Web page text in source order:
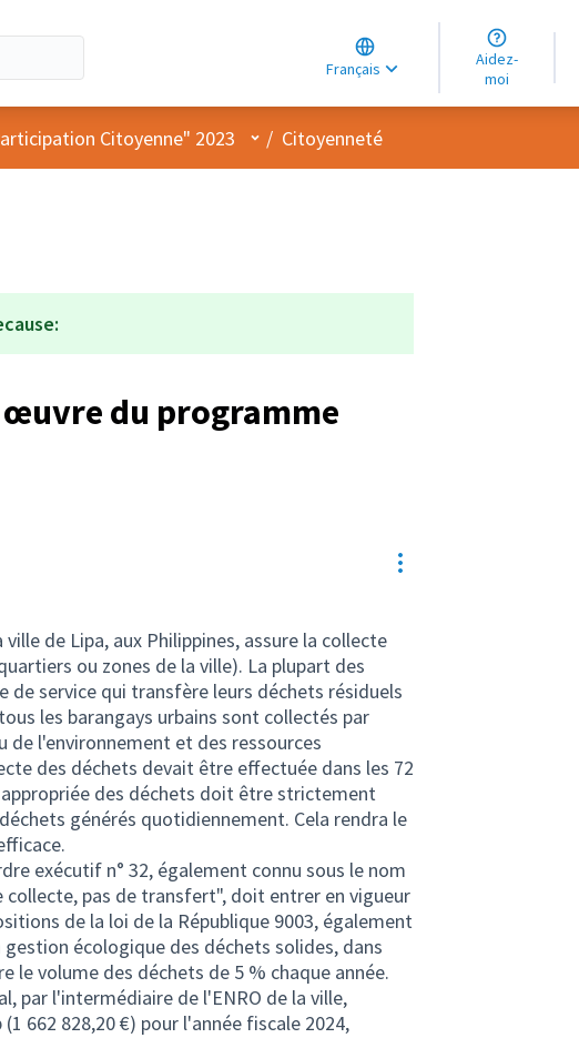
Français
Choose language
Choisir la langue
Elegir el idioma
Aidez-
moi
Citoyenne" 2023 Menu utilisateur
/ Citoyenneté
œuvre du programme
Resource controls
de Lipa, aux Philippines, assure la collecte
ou zones de la ville). La plupart des
de service qui transfère leurs déchets résiduels
les barangays urbains sont collectés par
de l'environnement et des ressources
des déchets devait être effectuée dans les 72
des déchets doit être strictement
générés quotidiennement. Cela rendra le
exécutif n° 32, également connu sous le nom
pas de transfert", doit entrer en vigueur
de la loi de la République 9003, également
écologique des déchets solides, dans
le volume des déchets de 5 % chaque année.
par l'intermédiaire de l'ENRO de la ville,
662 828,20 €) pour l'année fiscale 2024,